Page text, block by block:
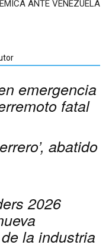
ANTE VENEZUELA
emergencia
fatal
abatido
2026
la industria